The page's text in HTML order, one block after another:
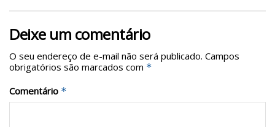
Deixe um comentário
O seu endereço de e-mail não será publicado. Campos
obrigatórios são marcados com *
Comentário *